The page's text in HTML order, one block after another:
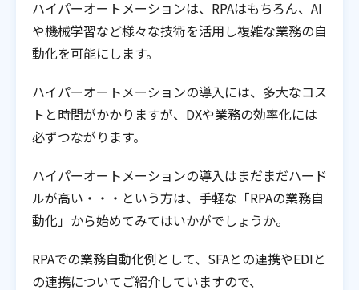
ハイパーオートメーションは、RPAはもちろん、AI
や機械学習など様々な技術を活用し複雑な業務の自
動化を可能にします。
ハイパーオートメーションの導入には、多大なコス
トと時間がかかりますが、DXや業務の効率化には
必ずつながります。
ハイパーオートメーションの導入はまだまだハード
ルが高い・・・という方は、手軽な「RPAの業務自
動化」から始めてみてはいかがでしょうか。
RPAでの業務自動化例として、SFAとの連携やEDIと
の連携についてご紹介していますので、